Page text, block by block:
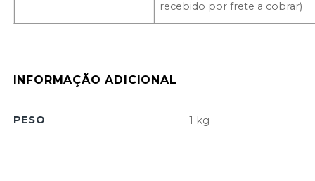
recebido por frete a cobrar)
INFORMAÇÃO ADICIONAL
PESO 1 kg